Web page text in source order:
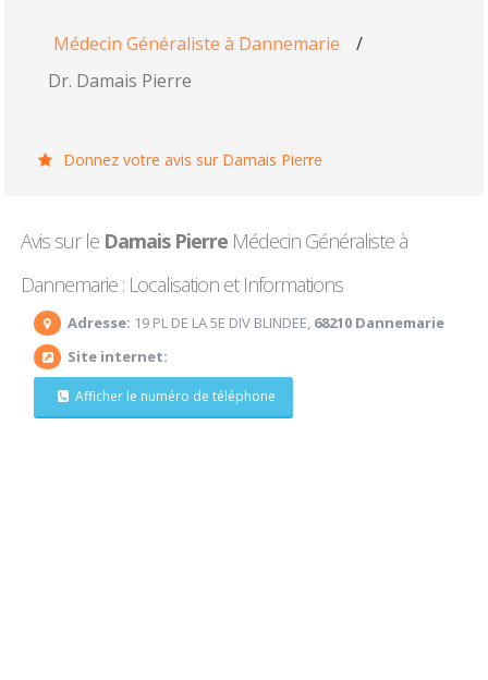
Médecin Généraliste à Dannemarie
/
Dr. Damais Pierre
Donnez votre avis sur Damais Pierre
Avis sur le Damais Pierre Médecin Généraliste à
Dannemarie : Localisation et Informations
Adresse: 19 PL DE LA 5E DIV BLINDEE, 68210 Dannemarie
Site internet:
Afficher le numéro de téléphone